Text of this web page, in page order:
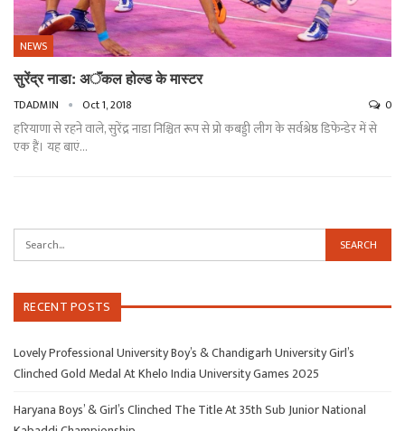
NEWS
सुरेंद्र नाडा: अॅंकल होल्ड के मास्टर
TDADMIN Oct 1, 2018 0
हरियाणा से रहने वाले, सुरेंद्र नाडा निश्चित रूप से प्रो कबड्डी लीग के सर्वश्रेष्ठ डिफेन्डेर में से
एक हैं। यह बाएं…
RECENT POSTS
Lovely Professional University Boy’s & Chandigarh University Girl’s
Clinched Gold Medal At Khelo India University Games 2025
Haryana Boys’ & Girl’s Clinched The Title At 35th Sub Junior National